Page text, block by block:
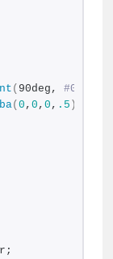
( 90deg,
(0 , 0 , 0 , .5 )